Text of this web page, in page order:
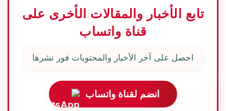
تابع الأخبار والمقالات الأخرى على
قناة واتساب
احصل على آخر الأخبار والمحتويات فور نشرها
انضم لقناة واتساب